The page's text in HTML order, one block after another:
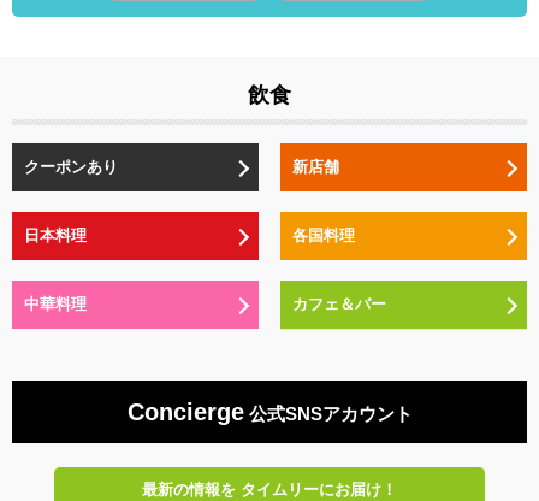
飲食
クーポンあり 新店舗
日本料理 各国料理
中華料理 カフェ＆バー
Concierge公式SNSアカウント
最新の情報をタイムリーにお届け！